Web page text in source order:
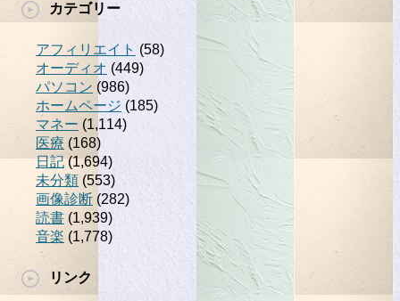
カテゴリー
アフィリエイト (58)
オーディオ (449)
パソコン (986)
ホームページ (185)
マネー (1,114)
医療 (168)
日記(1,694)
未分類 (553)
画像診断 (282)
読書 (1,939)
音楽 (1,778)
リンク